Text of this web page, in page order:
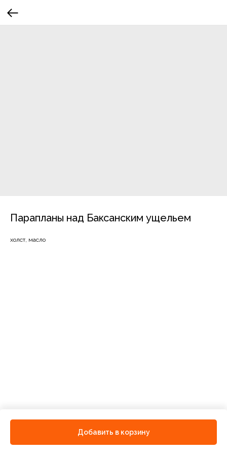
Парапланы над Баксанским ущельем
Добавить в корзину
холст, масло